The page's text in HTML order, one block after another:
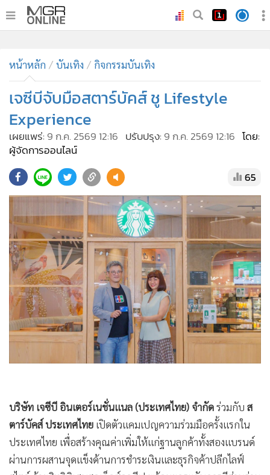
• ทันเหตุการณ์
• ภาคใต้
• ภูมิภาค
• Online Section
• บันเทิง
• ผู้จัดการรายวัน
• คอลัมนิสต์
• ละคร
CbizReview
• Cyber BIZ
• ผู้จัดกวน
• Good health & Well-being
• Green Innovation & SD
• Management & HR
• MGR Live
• Infographic
• การเมือง
กีฬา
• ต่างประเทศ
• Special Scoop
• เศรษฐกิจ-ธุรกิจ
หน้าหลัก บันเทิง กิจกรรมบันเทิง
เจซีบีจับมือสตาร์บัคส์ ชู Lifestyle
Experience
เผยแพร่: 9 ก.ค. 2569 12:16ปรับปรุง:9 ก.ค. 2569 12:16
โดย:
ผู้จัดการออนไลน์
65